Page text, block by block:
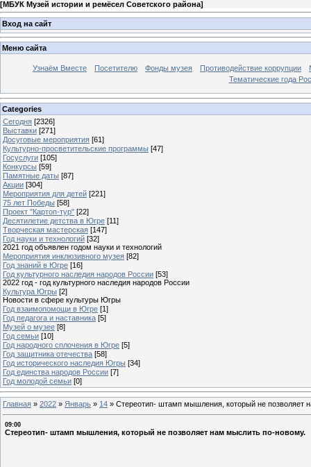
[МБУК Музей истории и ремёсел Советского района]
Вход на сайт
Меню сайта
Узнаём Вместе Посетителю Фонды музея Противодействие коррупции
Тематические года
Categories
Сегодня [2326]
Выставки [271]
Досуговые мероприятия [61]
Культурно-просветительские программы [47]
Госуслуги [105]
Конкурсы [59]
Памятные даты [87]
Акции [304]
Мероприятия для детей [221]
75 лет Победы [58]
Проект "Картоп-тур" [22]
Десятилетие детства в Югре [11]
Творческая мастерская [147]
Год науки и технологий [32]
2021 год объявлен годом науки и технологий
Мероприятия инклюзивного музея [82]
Год знаний в Югре [16]
Год культурного наследия народов России [53]
2022 год - год культурного наследия народов России
Культура Югры [2]
Новости в сфере культуры Югры
Год взаимопомощи в Югре [1]
Год педагога и наставника [5]
Музей о музее [8]
Год семьи [10]
Год народного сплочения в Югре [5]
Год защитника отечества [58]
Год исторического наследия Югры [34]
Год единства народов России [7]
Год молодой семьи [0]
Главная » 2022 » Январь » 14 » Стереотип- штамп мышления, который не позволяет
09:00
Стереотип- штамп мышления, который не позволяет нам мыслить по-новому.